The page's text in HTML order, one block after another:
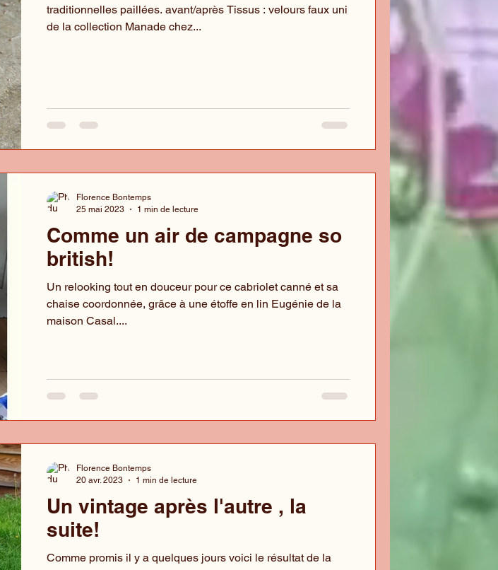
traditionnelles paillées. avant/après Tissus : velours faux uni
de la collection Manade chez...
Comme un air de campagne so
british!
Un relooking tout en douceur pour ce cabriolet canné et sa
chaise coordonnée, grâce à une étoffe en lin Eugénie de la
maison Casal....
Florence Bontemps
25 mai 2023
1 min de lecture
Un vintage après l'autre , la
suite!
Comme promis il y a quelques jours voici le résultat de la
Florence Bontemps
20 avr. 2023
1 min de lecture